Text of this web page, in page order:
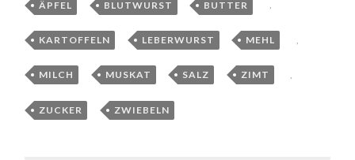
ÄPFEL , BLUTWURST , BUTTER ,
KARTOFFELN , LEBERWURST , MEHL
MILCH , MUSKAT , SALZ , ZIMT ,
ZUCKER , ZWIEBELN